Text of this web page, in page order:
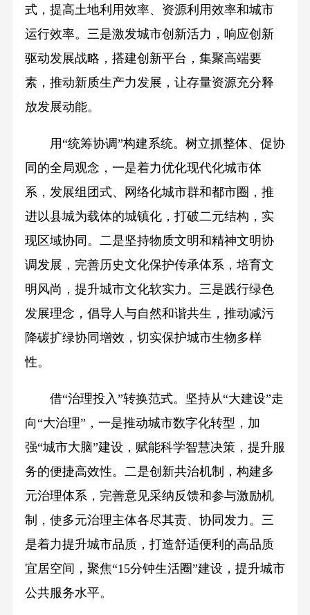
式，提高土地利用效率、资源利用效率和城市
运行效率。三是激发城市创新活力，响应创新
驱动发展战略，搭建创新平台，集聚高端要
素，推动新质生产力发展，让存量资源充分释
放发展动能。
用“统筹协调”构建系统。树立抓整体、促协
同的全局观念，一是着力优化现代化城市体
系，发展组团式、网络化城市群和都市圈，推
进以县城为载体的城镇化，打破二元结构，实
现区域协同。二是坚持物质文明和精神文明协
调发展，完善历史文化保护传承体系，培育文
明风尚，提升城市文化软实力。三是践行绿色
发展理念，倡导人与自然和谐共生，推动减污
降碳扩绿协同增效，切实保护城市生物多样
性。
借“治理投入”转换范式。坚持从“大建设”走
向“大治理”，一是推动城市数字化转型，加
强“城市大脑”建设，赋能科学智慧决策，提升服
务的便捷高效性。二是创新共治机制，构建多
元治理体系，完善意见采纳反馈和参与激励机
制，使多元治理主体各尽其责、协同发力。三
是着力提升城市品质，打造舒适便利的高品质
宜居空间，聚焦“15分钟生活圈”建设，提升城市
公共服务水平。